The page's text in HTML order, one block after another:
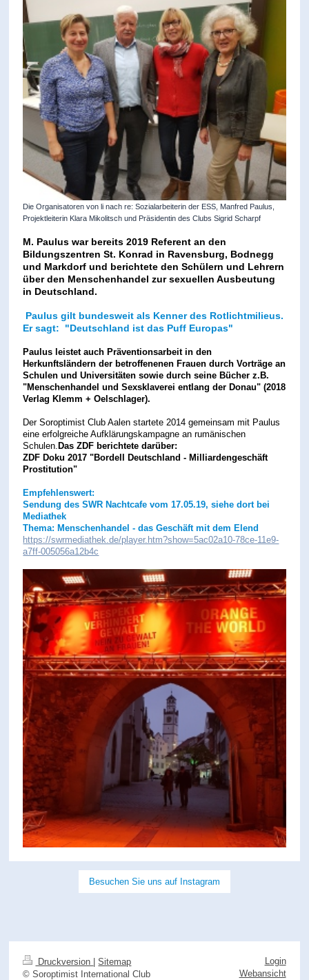
Die Organisatoren von li nach re: Sozialarbeiterin der ESS, Manfred Paulus,
Projektleiterin Klara Mikolitsch und Präsidentin des Clubs Sigrid Scharpf
M. Paulus war bereits 2019 Referent an den
Bildungszentren St. Konrad in Ravensburg, Bodnegg
und Markdorf und berichtete den Schülern und Lehrern
über den Menschenhandel zur sexuellen Ausbeutung
in Deutschland.
Paulus gilt bundesweit als Kenner des Rotlichtmilieus.
Er sagt: "Deutschland ist das Puff Europas"
Paulus leistet auch Präventionsarbeit in den
Herkunftsländern der betroffenenen Frauen durch Vorträge an
Schulen und Universitäten sowie durch seine Bücher z.B.
"Menschenhandel und Sexsklaverei entlang der Donau" (2018
Verlag Klemm + Oelschlager).
Der Soroptimist Club Aalen startete 2014 gemeinsam mit Paulus
eine erfolgreiche Aufklärungskampagne an rumänischen
Schulen. Das ZDF berichtete darüber:
ZDF Doku 2017 "Bordell Deutschland - Milliardengeschäft
Prostitution"
Empfehlenswert:
Sendung des SWR Nachtcafe vom 17.05.19, siehe dort bei
Mediathek
Thema: Menschenhandel - das Geschäft mit dem Elend
https://swrmediathek.de/player.htm?show=5ac02a10-78ce-11e9-
a7ff-005056a12b4c
Besuchen Sie uns auf Instagram
Druckversion
Sitemap
© Soroptimist International Club
Login
Webansicht